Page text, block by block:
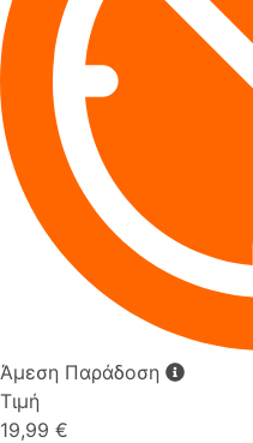
Άμεση Παράδοση
Τιμή
19,99 €